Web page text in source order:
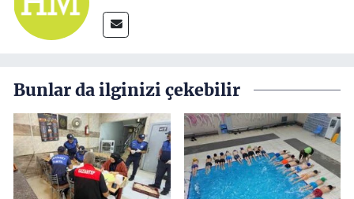
Bunlar da ilginizi çekebilir